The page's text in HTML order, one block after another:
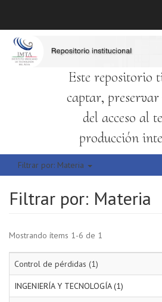
Este repositorio
captar,
del acceso al
producción
Filtrar por: Materia
Filtrar por: Materia
Mostrando ítems 1-6 de 1
Control de pérdidas (1)
INGENIERÍA Y TECNOLOGÍA (1)